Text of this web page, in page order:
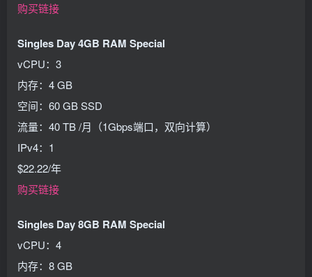
购买链接
Singles Day 4GB RAM Special
vCPU：3
内存：4 GB
空间：60 GB SSD
流量：40 TB /月（1Gbps端口，双向计算）
IPv4：1
$22.22/年
购买链接
Singles Day 8GB RAM Special
vCPU：4
内存：8 GB